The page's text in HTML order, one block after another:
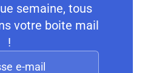
semaine, tous
votre boite mail
!